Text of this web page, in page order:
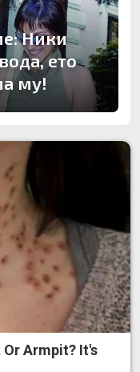
Ники
ето
му!
Or Armpit? It's